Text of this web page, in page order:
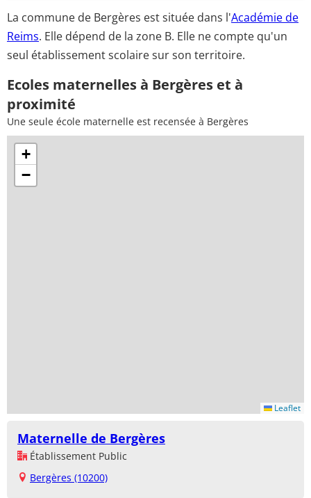
La commune de Bergères est située dans l'Académie de
Reims. Elle dépend de la zone B. Elle ne compte qu'un
seul établissement scolaire sur son territoire.
Ecoles maternelles à Bergères et à
proximité
Une seule école maternelle est recensée à Bergères
+
−
Leaflet
Maternelle de Bergères
Établissement Public
Bergères (10200)